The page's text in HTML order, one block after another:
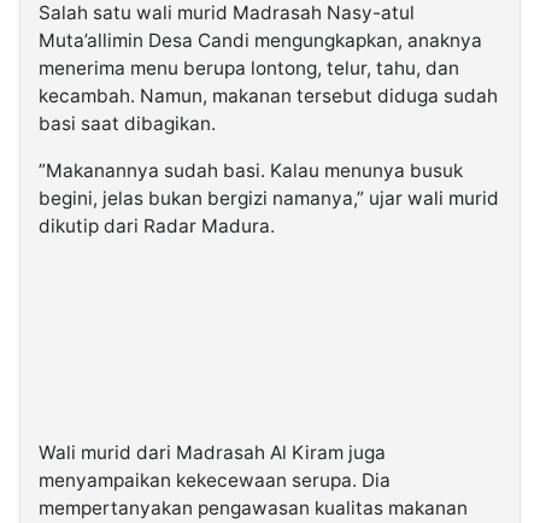
Salah satu wali murid Madrasah Nasy-atul
Muta’allimin Desa Candi mengungkapkan, anaknya
menerima menu berupa lontong, telur, tahu, dan
kecambah. Namun, makanan tersebut diduga sudah
basi saat dibagikan.
”Makanannya sudah basi. Kalau menunya busuk
begini, jelas bukan bergizi namanya,” ujar wali murid
dikutip dari Radar Madura.
Wali murid dari Madrasah Al Kiram juga
menyampaikan kekecewaan serupa. Dia
mempertanyakan pengawasan kualitas makanan